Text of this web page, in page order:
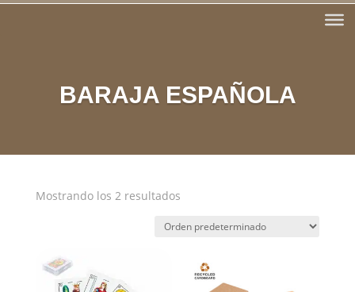
BARAJA ESPAÑOLA
Mostrando los 2 resultados